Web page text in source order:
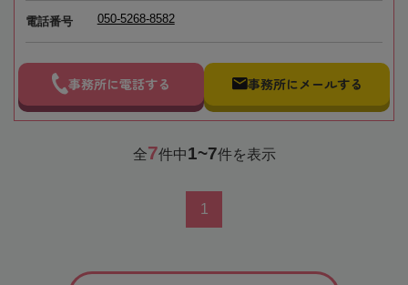
電話番号 050-5268-8582
事務所に電話する 事務所にメールする
全7件中1~7件を表示
1